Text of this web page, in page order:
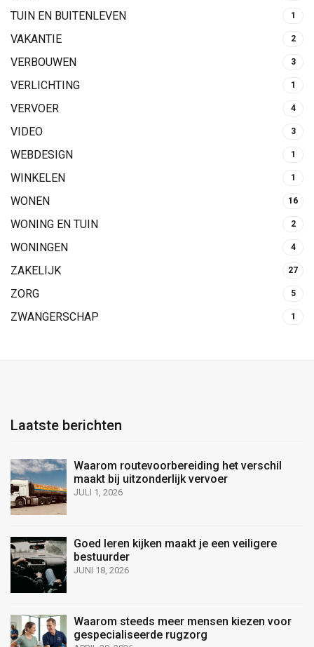
TUIN EN BUITENLEVEN 1
VAKANTIE 2
VERBOUWEN 3
VERLICHTING 1
VERVOER 4
VIDEO 3
WEBDESIGN 1
WINKELEN 1
WONEN 16
WONING EN TUIN 2
WONINGEN 4
ZAKELIJK 27
ZORG 5
ZWANGERSCHAP 1
Laatste berichten
Waarom routevoorbereiding het verschil
maakt bij uitzonderlijk vervoer
JULI 1, 2026
Goed leren kijken maakt je een veiligere
bestuurder
JUNI 18, 2026
Waarom steeds meer mensen kiezen voor
gespecialiseerde rugzorg